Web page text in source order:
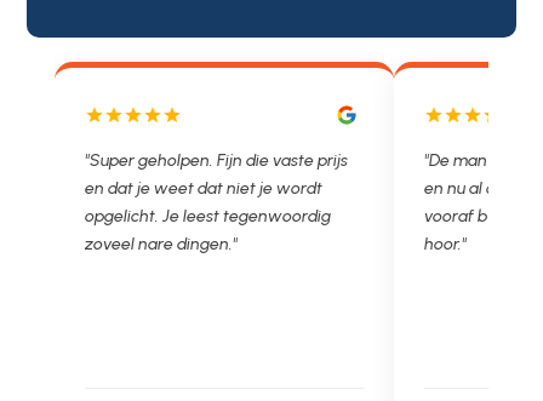
"De man rijden net weg. 11.00 gebeld
en nu al opgelost voor een vast en
vooraf besproken tarief. Lekker
hoor."
"Wat een fijn
met een
je niet zo goed
Ontstoppen.nl